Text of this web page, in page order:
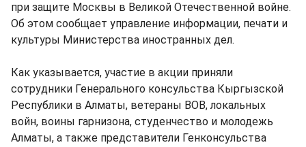
при защите Москвы в Великой Отечественной войне.
Об этом сообщает управление информации, печати и
культуры Министерства иностранных дел.
Как указывается, участие в акции приняли
сотрудники Генерального консульства Кыргызской
Республики в Алматы, ветераны ВОВ, локальных
войн, воины гарнизона, студенчество и молодежь
Алматы, а также представители Генконсульства